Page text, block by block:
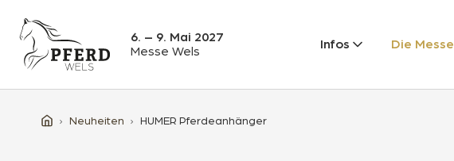
6. – 9. Mai 2027
Messe Wels
Infos Die Messe
Neuheiten HUMER Pferdeanhänger